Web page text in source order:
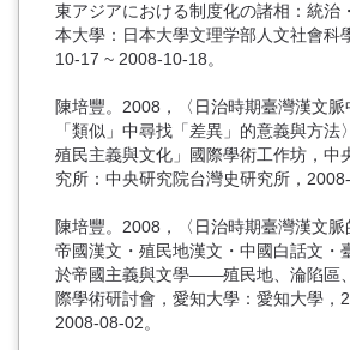
東アジアにおける制度化の諸相：統治
本大學：日本大學文理学部人文社會科
10-17 ~ 2008-10-18。
陳培豐。2008，〈日治時期臺灣漢文
「類似」中尋找「差異」的意義與方法
殖民主義與文化」國際學術工作坊，中
究所：中央研究院台灣史研究所，2008-
陳培豐。2008，〈日治時期臺灣漢文
帝國漢文・殖民地漢文・中國白話文・
於帝國主義與文學——殖民地、淪陷區
際學術研討會，愛知大學：愛知大學，
2008-08-02。